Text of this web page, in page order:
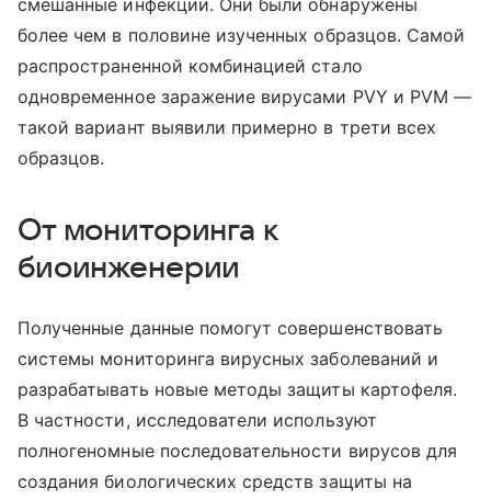
смешанные инфекции. Они были обнаружены
более чем в половине изученных образцов. Самой
распространенной комбинацией стало
одновременное заражение вирусами PVY и PVM —
такой вариант выявили примерно в трети всех
образцов.
От мониторинга к
биоинженерии
Полученные данные помогут совершенствовать
системы мониторинга вирусных заболеваний и
разрабатывать новые методы защиты картофеля.
В частности, исследователи используют
полногеномные последовательности вирусов для
создания биологических средств защиты на